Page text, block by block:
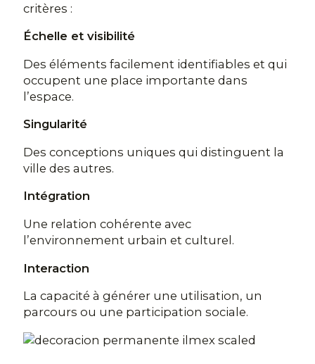
critères :
Échelle et visibilité
Des éléments facilement identifiables et qui
occupent une place importante dans
l’espace.
Singularité
Des conceptions uniques qui distinguent la
ville des autres.
Intégration
Une relation cohérente avec
l’environnement urbain et culturel.
Interaction
La capacité à générer une utilisation, un
parcours ou une participation sociale.